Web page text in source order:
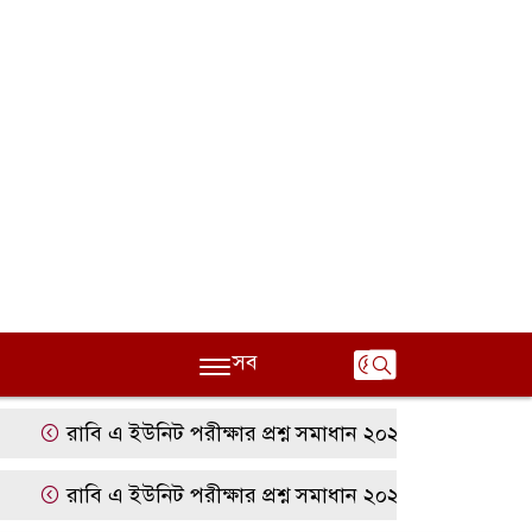
সব
রাবি এ ইউনিট পরীক্ষার প্রশ্ন সমাধান ২০২৫ | RU A Unit
রাবি এ ইউনিট পরীক্ষার প্রশ্ন সমাধান ২০২৫ | RU A Unit